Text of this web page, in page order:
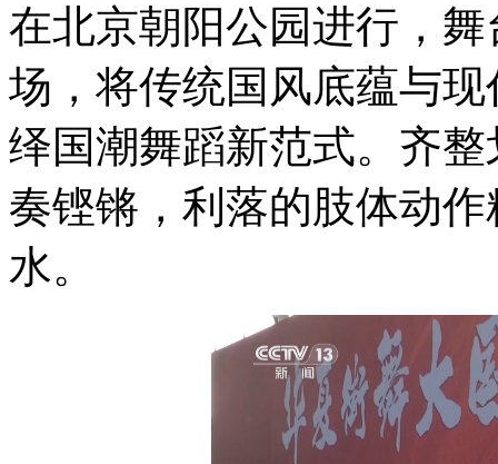
在北京朝阳公园进行，
场，将传统国风底蕴与
绎国潮舞蹈新范式。齐
奏铿锵，利落的肢体动
水。